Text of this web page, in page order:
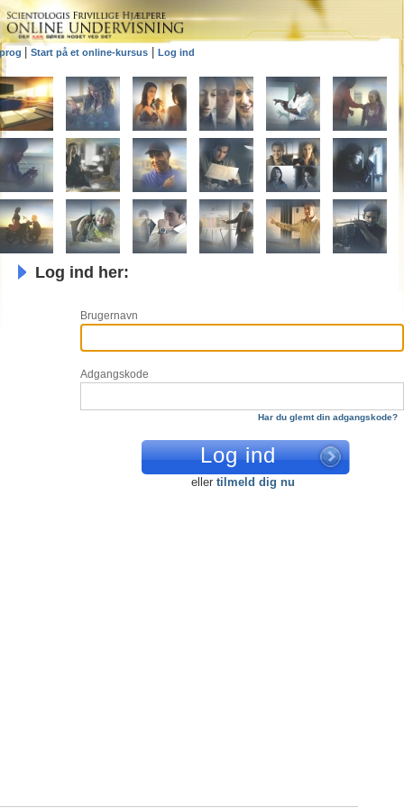
Start på et online-kursus Log ind
Log ind her:
Brugernavn
Adgangskode
Har du glemt din adgangskode?
eller tilmeld dig nu